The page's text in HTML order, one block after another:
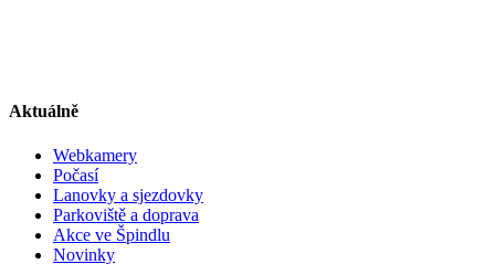
Aktuálně
Webkamery
Počasí
Lanovky a sjezdovky
Parkoviště a doprava
Akce ve Špindlu
Novinky